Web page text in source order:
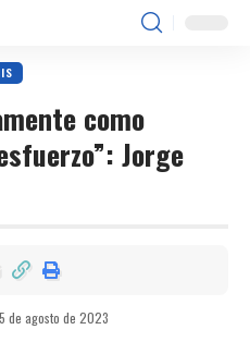
como
Jorge
de agosto de 2023